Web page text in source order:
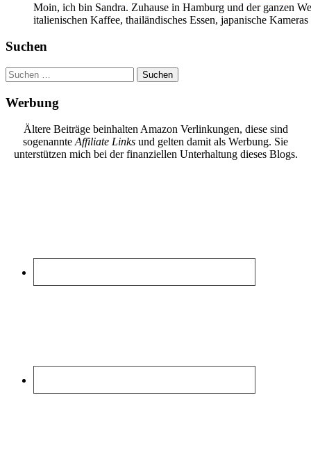
Moin, ich bin Sandra. Zuhause in Hamburg und der ganzen
italienischen Kaffee, thailändisches Essen, japanische
Suchen
Suchen
nach:
Werbung
Ältere Beiträge beinhalten Amazon Verlinkungen, diese sind
sogenannteAffiliate Links und gelten damit als Werbung. Sie
unterstützen mich bei der finanziellen Unterhaltung dieses Blogs.